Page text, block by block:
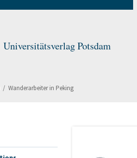
Universitätsverlag Potsdam
/ Wanderarbeiter in Peking